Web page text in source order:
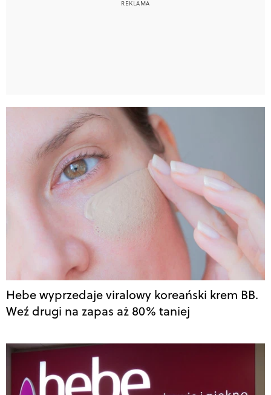
Hebe wyprzedaje viralowy koreański krem BB.
Weź drugi na zapas aż 80% taniej